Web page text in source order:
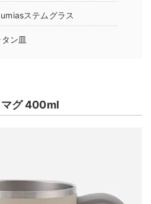
ステムグラス
ン皿
グ 400ml